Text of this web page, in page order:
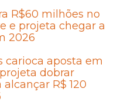
R$60 milhões no
e projeta chegar a
2026
carioca aposta em
dobrar
R$ 120